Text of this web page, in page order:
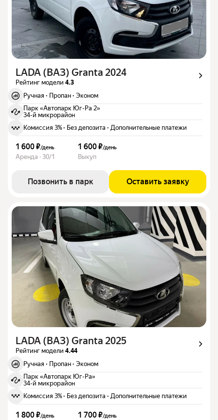
LADA (ВАЗ) Granta 2024
Рейтинг модели 4.3
Ручная · Пропан · Эконом
Парк «Автопарк Юг-Ра 2»
34-й микрорайон
Комиссия 3%· Без депозита · Дополнительные платежи
1 600 ₽/день
Аренда · 30/1
1 600 ₽/день
Выкуп
Позвонить в парк Оставить заявку
LADA (ВАЗ) Granta 2025
Рейтинг модели 4.44
Ручная · Пропан · Эконом
Парк «Автопарк Юг-Ра»
34-й микрорайон
Комиссия 3%· Без депозита · Дополнительные платежи
1 800 ₽/день 1 700 ₽/день